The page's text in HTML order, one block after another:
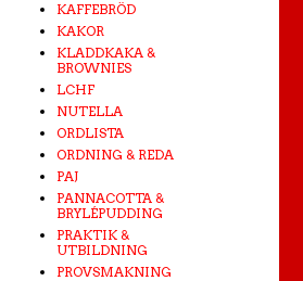
KAFFEBRÖD
KAKOR
KLADDKAKA &
BROWNIES
LCHF
NUTELLA
ORDLISTA
ORDNING & REDA
PAJ
PANNACOTTA &
BRYLÉPUDDING
PRAKTIK &
UTBILDNING
PROVSMAKNING